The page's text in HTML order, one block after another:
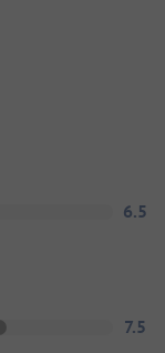
6.5
7.5